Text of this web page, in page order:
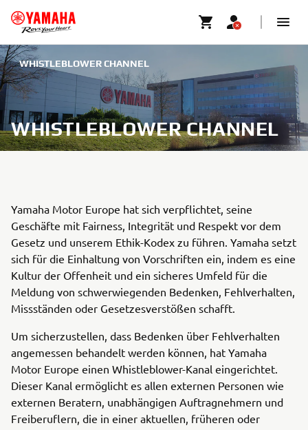
WHISTLEBLOWER CHANNEL
WHISTLEBLOWER CHANNEL
Yamaha Motor Europe hat sich verpflichtet, seine
Geschäfte mit Fairness, Integrität und Respekt vor dem
Gesetz und unserem Ethik-Kodex zu führen. Yamaha setzt
sich für die Einhaltung von Vorschriften ein, indem es eine
Kultur der Offenheit und ein sicheres Umfeld für die
Meldung von schwerwiegenden Bedenken, Fehlverhalten,
Missständen oder Gesetzesverstößen schafft.
Um sicherzustellen, dass Bedenken über Fehlverhalten
angemessen behandelt werden können, hat Yamaha
Motor Europe einen Whistleblower-Kanal eingerichtet.
Dieser Kanal ermöglicht es allen externen Personen wie
externen Beratern, unabhängigen Auftragnehmern und
Freiberuflern, die in einer aktuellen, früheren oder